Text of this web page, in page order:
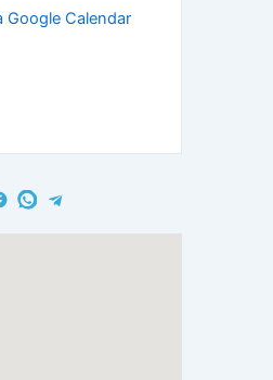
Google Calendar